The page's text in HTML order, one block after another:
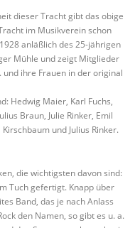
dieser Tracht gibt das obige
im Musikverein schon
anläßlich des 25-jährigen
Mühle und zeigt Mitglieder
und ihre Frauen in der original
Hedwig Maier, Karl Fuchs,
Braun, Julie Rinker, Emil
und Julius Rinker.
die wichtigsten davon sind:
Tuch gefertigt. Knapp über
Band, das je nach Anlass
den Namen, so gibt es u. a.